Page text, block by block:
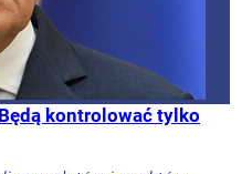
kontrolować tylko